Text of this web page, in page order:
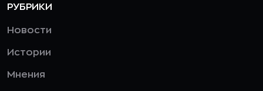
РУБРИКИ
Новости
Истории
Мнения